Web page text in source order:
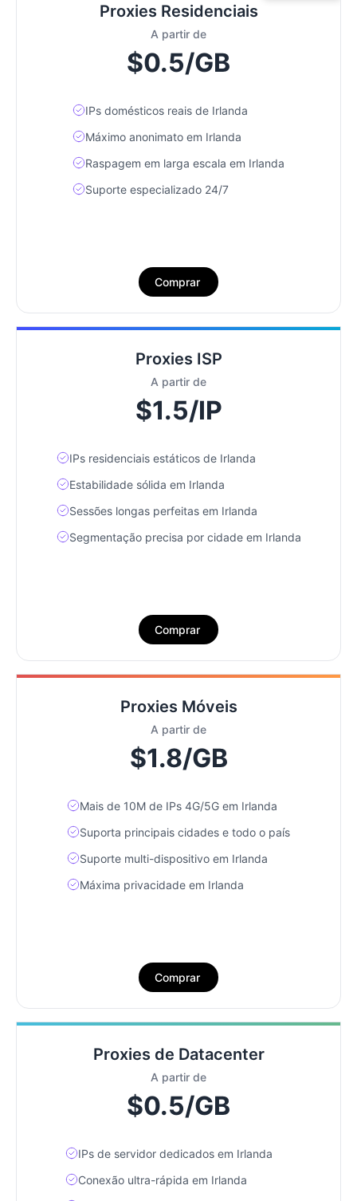
Proxies Residenciais
A partir de
$0.5/GB
IPs domésticos reais de Irlanda
Máximo anonimato em Irlanda
Raspagem em larga escala em Irlanda
Suporte especializado 24/7
Comprar
Proxies ISP
A partir de
$1.5/IP
IPs residenciais estáticos de Irlanda
Estabilidade sólida em Irlanda
Sessões longas perfeitas em Irlanda
Segmentação precisa por cidade em Irlanda
Comprar
Proxies Móveis
A partir de
$1.8/GB
Mais de 10M de IPs 4G/5G em Irlanda
Suporta principais cidades e todo o país
Suporte multi-dispositivo em Irlanda
Máxima privacidade em Irlanda
Comprar
Proxies de Datacenter
A partir de
$0.5/GB
IPs de servidor dedicados em Irlanda
Conexão ultra-rápida em Irlanda